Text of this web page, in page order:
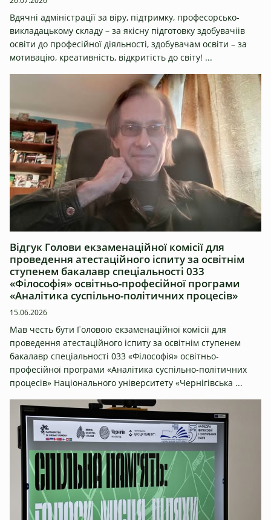
Вдячні адміністрації за віру, підтримку, професорсько-
викладацькому складу – за якісну підготовку здобувачіів
освіти до професійної діяльності, здобувачам освіти – за
мотивацію, креативність, відкритість до світу! ...
Відгук Голови екзаменаційної комісії для
проведення атестаційного іспиту за освітнім
ступенем бакалавр спеціальності 033
«Філософія» освітньо-професійної програми
«Аналітика суспільно-політичних процесів»
15.06.2026
Мав честь бути Головою екзаменаційної комісії для
проведення атестаційного іспиту за освітнім ступенем
бакалавр спеціальності 033 «Філософія» освітньо-
професійної програми «Аналітика суспільно-політичних
процесів» Національного університету «Чернігівська ...